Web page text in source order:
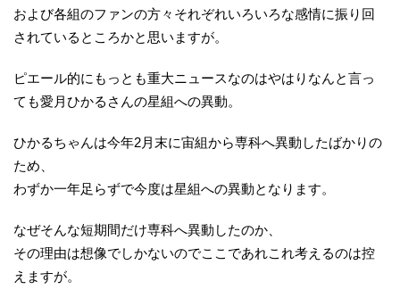
および各組のファンの方々それぞれいろいろな感情に振り回
されているところかと思いますが。
ピエール的にもっとも重大ニュースなのはやはりなんと言っ
ても愛月ひかるさんの星組への異動。
ひかるちゃんは今年2月末に宙組から専科へ異動したばかりの
ため、
わずか一年足らずで今度は星組への異動となります。
なぜそんな短期間だけ専科へ異動したのか、
その理由は想像でしかないのでここであれこれ考えるのは控
えますが。